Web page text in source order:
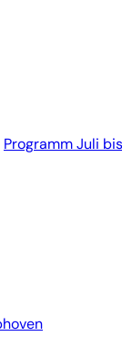
Programm Juli bis